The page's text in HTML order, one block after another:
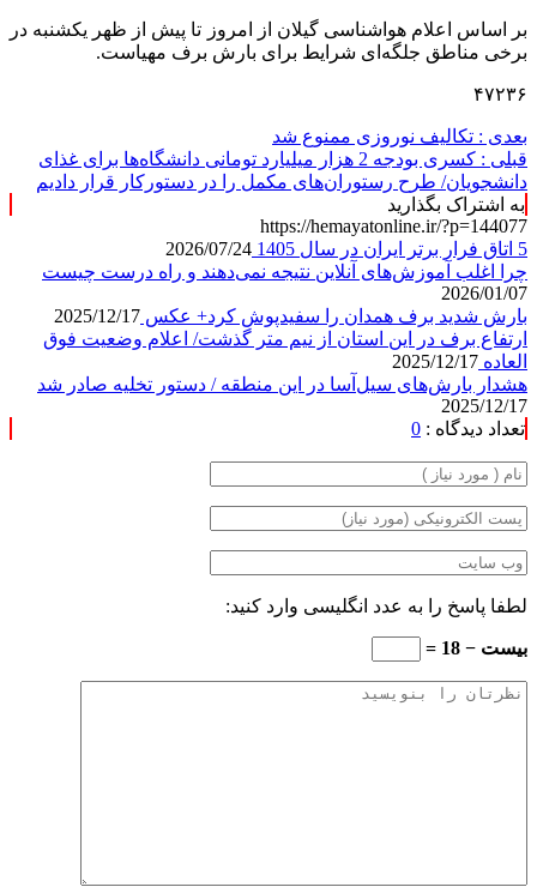
بر اساس اعلام هواشناسی گیلان از امروز تا پیش از ظهر یکشنبه در
برخی مناطق جلگه‌ای شرایط برای بارش برف مهیاست.
۴۷۲۳۶
بعدی : تکالیف نوروزی ممنوع شد
قبلی :
کسری بودجه 2 هزار میلیارد تومانی دانشگاه‌ها برای غذای
دانشجویان/ طرح رستوران‌های مکمل را در دستورکار قرار دادیم
به اشتراک بگذارید
https://hemayatonline.ir/?p=144077
5 اتاق فرار برتر ایران در سال 1405
2026/07/24
چرا اغلب آموزش‌های آنلاین نتیجه نمی‌دهند و راه درست چیست
2026/01/07
بارش شدید برف همدان را سفیدپوش کرد+ عکس 2025/12/17
ارتفاع برف در این استان از نیم متر گذشت/ اعلام وضعیت فوق
العاده 2025/12/17
هشدار بارش‌های سیل‌آسا در این منطقه / دستور تخلیه صادر شد
2025/12/17
تعداد دیدگاه : 0
لطفا پاسخ را به عدد انگلیسی وارد کنید:
بیست − 18 =